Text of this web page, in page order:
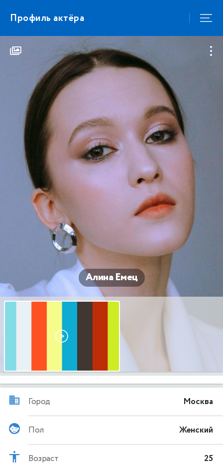
Профиль актёра
Алина Емец
Город Москва
Пол Женский
Возраст 25